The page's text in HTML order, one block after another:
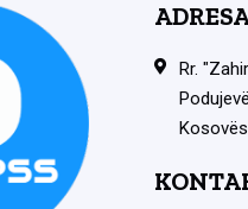
Rr.